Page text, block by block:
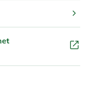
chevron_right
open_in_new